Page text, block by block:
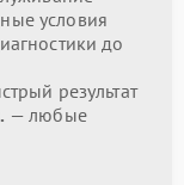
условия
до
результат
— любые